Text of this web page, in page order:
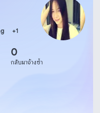
+1
0
กลับมาจ้างซ้ำ